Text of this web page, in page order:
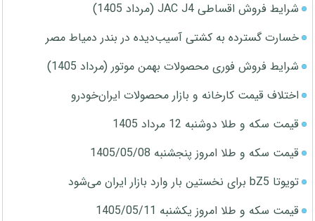
شرایط فروش اقساطی JAC J4 (مرداد 1405)
خسارت گسترده به کشتی آسیب‌دیده در بندر دمیاط مصر
شرایط فروش فوری محصولات بهمن موتور (مرداد 1405)
اختلاف قیمت کارخانه و بازار محصولات ایران‌خودرو
قیمت سکه و طلا دوشنبه 12 مرداد 1405
قیمت سکه و طلا امروز پنجشنبه 1405/05/08
تویوتا bZ5 برای نخستین بار وارد بازار ایران می‌شود
قیمت سکه و طلا امروز یکشنبه 1405/05/11